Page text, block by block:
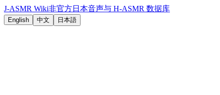
J-ASMR Wiki非官方日本音声与 H-ASMR 数据库
English 中文 日本語